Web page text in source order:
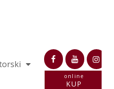
online
KUP